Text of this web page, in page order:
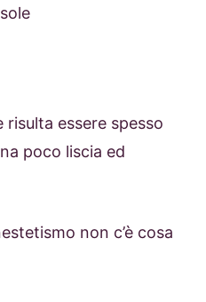
risulta essere spesso
poco liscia ed
non c’è cosa